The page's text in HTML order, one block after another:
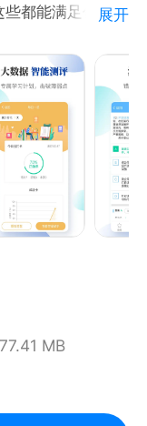
都能满足你！
高频考点、模拟
习
数据技术全面击
家帮忙解释，深
展开
77.41 MB